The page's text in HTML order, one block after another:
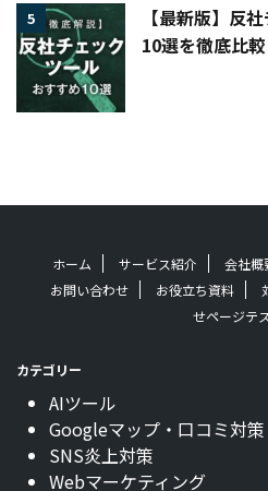
5
【最新版】反
10選を徹底比較
ホーム サービス紹介 会社概
お問い合わせ
お役立ち資料
せページテ
カテゴリー
AIツール
Googleマップ・口コミ対策
SNS炎上対策
Webマーケティング